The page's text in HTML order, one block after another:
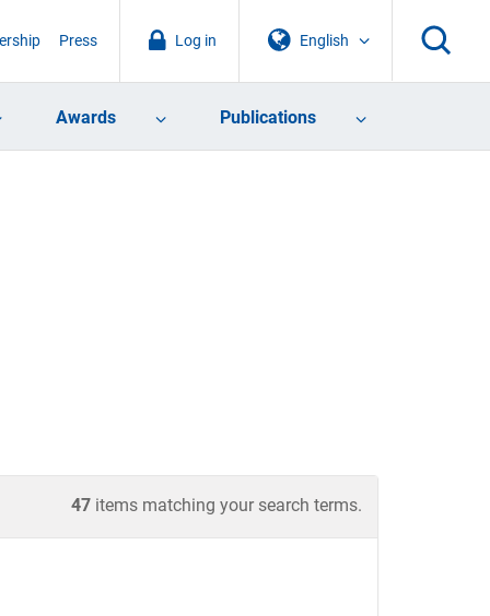
English
Log in
Press
Awards Publications
47 items matching your search terms.